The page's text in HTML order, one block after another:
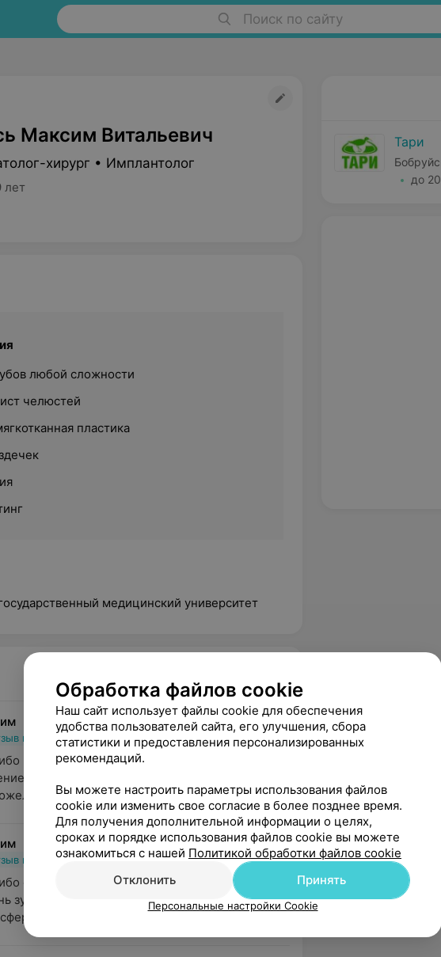
Поиск по сайту
Максим Витальевич
хирург • Имплантолог
лет
любой сложности
челюстей
пластика
медицинский университет
подтвержден Рекомендую
всему персоналу. Пришел записаться на
зуба. В результате чуткого и
отношения ко мне и...
подтвержден
огромное Максиму Витальевичу!Удалил
зуба мудрости за 10 мин. Главное без боли!
уютная,  вежливо...
Тари
до
Обработка файлов cookie
Наш сайт использует файлы cookie для обеспечения
удобства пользователей сайта, его улучшения, сбора
статистики и предоставления персонализированных
рекомендаций.
Вы можете настроить параметры использования файлов
cookie или изменить свое согласие в более позднее время.
Для получения дополнительной информации о целях,
сроках и порядке использования файлов cookie вы можете
ознакомиться с нашей Политикой обработки файлов cookie
Отклонить
Принять
Персональные настройки Cookie